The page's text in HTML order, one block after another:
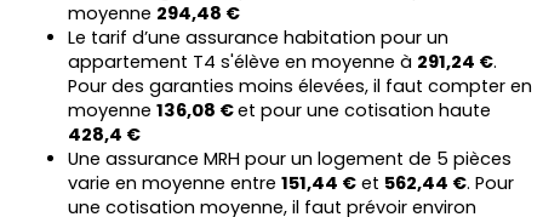
moyenne 294,48 €
Le tarif d’une assurance habitation pour un
appartement T4 s'élève en moyenne à 291,24 €.
Pour des garanties moins élevées, il faut compter en
moyenne 136,08 €
428,4 €
Une assurance MRH pour un logement de 5 pièces
varie en moyenne entre 151,44 € et 562,44 €. Pour